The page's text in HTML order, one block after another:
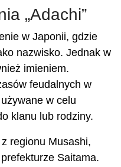
„Adachi”
w Japonii, gdzie
nazwisko. Jednak w
imieniem.
feudalnych w
w celu
klanu lub rodziny.
regionu Musashi,
Saitama.